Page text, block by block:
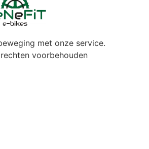
met onze service.
voorbehouden